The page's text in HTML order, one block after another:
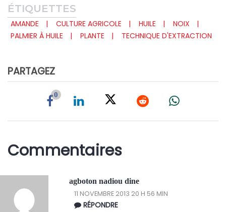
ÉTIQUETTES
AMANDE CULTURE AGRICOLE HUILE
NOIX
PALMIER À HUILE
PLANTE TECHNIQUE D'EXTRACTION
PARTAGEZ
0
Commentaires
agboton nadiou dine
11 NOVEMBRE 2013 20 H 56 MIN
RÉPONDRE